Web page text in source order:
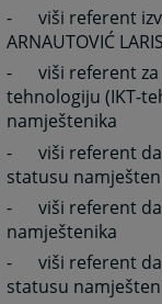
-
viši referent
ARNAUTOVIĆ
-
viši referent
tehnologiju (IKT-
namještenika
-
viši referent
statusu
-
viši referent
namještenika
-
viši referent
statusu